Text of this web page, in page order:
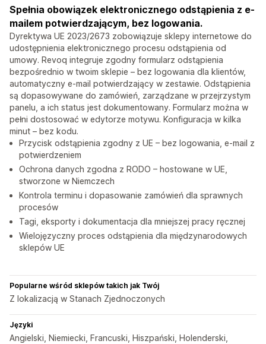
Spełnia obowiązek elektronicznego odstąpienia z e-
mailem potwierdzającym, bez logowania.
Dyrektywa UE 2023/2673 zobowiązuje sklepy internetowe do
udostępnienia elektronicznego procesu odstąpienia od
umowy. Revoq integruje zgodny formularz odstąpienia
bezpośrednio w twoim sklepie – bez logowania dla klientów,
automatyczny e-mail potwierdzający w zestawie. Odstąpienia
są dopasowywane do zamówień, zarządzane w przejrzystym
panelu, a ich status jest dokumentowany. Formularz można w
pełni dostosować w edytorze motywu. Konfiguracja w kilka
minut – bez kodu.
Przycisk odstąpienia zgodny z UE – bez logowania, e-mail z
potwierdzeniem
Ochrona danych zgodna z RODO – hostowane w UE,
stworzone w Niemczech
Kontrola terminu i dopasowanie zamówień dla sprawnych
procesów
Tagi, eksporty i dokumentacja dla mniejszej pracy ręcznej
Wielojęzyczny proces odstąpienia dla międzynarodowych
sklepów UE
Popularne wśród sklepów takich jak Twój
Z lokalizacją w Stanach Zjednoczonych
Języki
Angielski, Niemiecki, Francuski, Hiszpański, Holenderski,